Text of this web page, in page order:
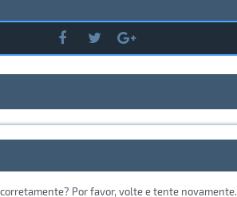
Por favor, volte e tente novamente.